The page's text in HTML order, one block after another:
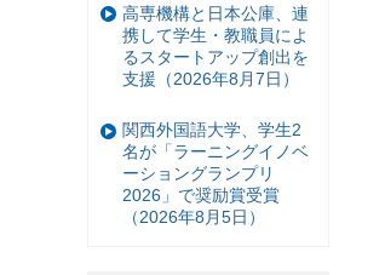
高専機構と日本公庫、連
携して学生・教職員によ
るスタートアップ創出を
支援（2026年8月7日）
関西外国語大学、学生2
名が「ラーニングイノベ
ーショングランプリ
2026」で奨励賞受賞
（2026年8月5日）